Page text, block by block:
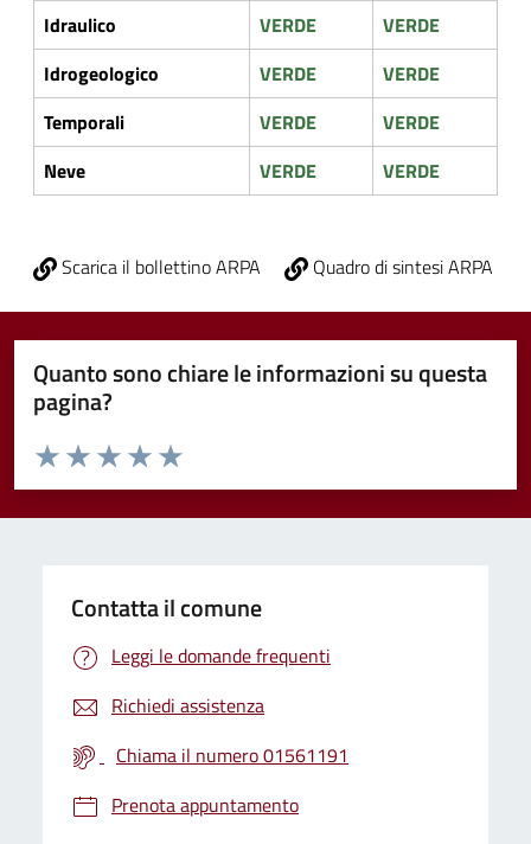
Idraulico
VERDE
VERDE
Idrogeologico
VERDE
VERDE
Temporali
VERDE
VERDE
Neve
VERDE VERDE
Scarica il bollettino ARPA Quadro di sintesi ARPA
Quanto sono chiare le informazioni su questa
pagina?
Valuta da 1 a 5 stelle la pagina
Valuta 5 stelle su 5
Valuta 4 stelle su 5
Valuta 3 stelle su 5
Valuta 2 stelle su 5
Valuta 1 stelle su 5
Contatta il comune
Leggi le domande frequenti
Richiedi assistenza
Chiama il numero 01561191
Prenota appuntamento